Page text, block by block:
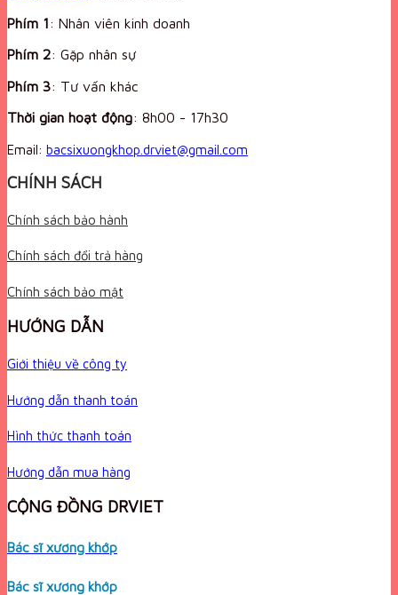
Phím 1: Nhân viên kinh doanh
Phím 2: Gặp nhân sự
Phím 3: Tư vấn khác
Thời gian hoạt động: 8h00 - 17h30
Email: bacsixuongkhop.drviet@gmail.com
CHÍNH SÁCH
Chính sách bảo hành
Chính sách đổi trả hàng
Chính sách bảo mật
HƯỚNG DẪN
Giới thiệu về công ty
Hướng dẫn thanh toán
Hình thức thanh toán
Hướng dẫn mua hàng
CỘNG ĐỒNG DRVIET
Bác sĩ xương khớp
Bác sĩ xương khớp